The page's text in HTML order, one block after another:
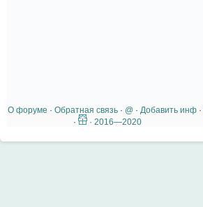
О форуме · Обратная связь· @ · Добавить инф·
·
· 2016—2020